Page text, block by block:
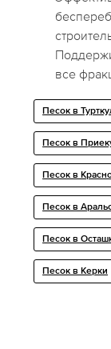
все
Песок в
Песок в
Песок в
Песок в
Песок в
Песок в Керки